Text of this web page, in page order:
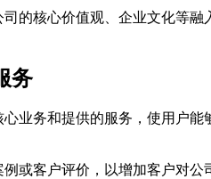
的核心价值观、企业文化等
务
业务和提供的服务，使用户
或客户评价，以增加客户对